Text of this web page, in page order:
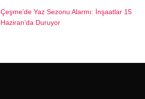
Çeşme’de Yaz Sezonu Alarmı: İnşaatlar 15
Haziran’da Duruyor